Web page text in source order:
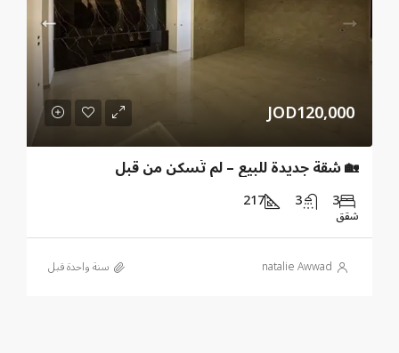
JOD120,000
🏡 شقة جديدة للبيع – لم تُسكن من قبل
3
3
217
شقق
natalie Awwad ‏سنة واحدة قبل